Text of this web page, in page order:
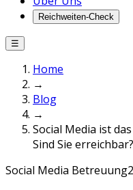
Reichweiten-Check
☰
Home
→
Blog
→
Social Media ist
Sind Sie erreichbar?
Social Media Betreuung